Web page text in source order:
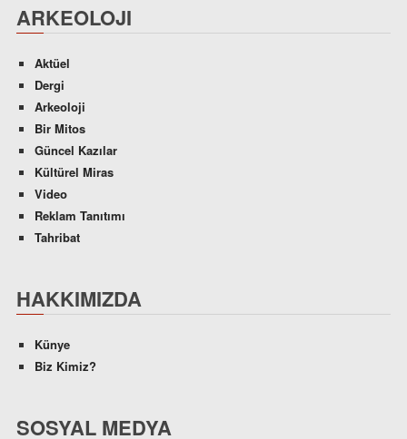
ARKEOLOJI
Aktüel
Dergi
Arkeoloji
Bir Mitos
Güncel Kazılar
Kültürel Miras
Video
Reklam Tanıtımı
Tahribat
HAKKIMIZDA
Künye
Biz Kimiz?
SOSYAL MEDYA